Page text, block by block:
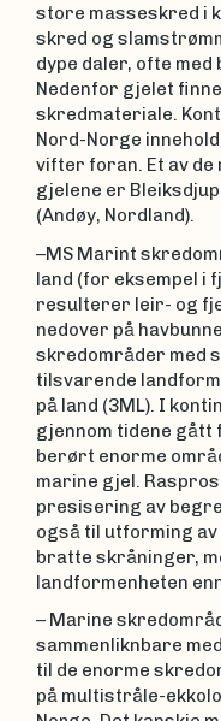
store masseskred i
skred og
dype daler, ofte
Nedenfor gjelet
skredmateriale.
Nord-Norge
vifter foran. Et av
gjelene er
(Andøy, Nordland).
–MS Marint
land (for eksempel i
resulterer leir- og
nedover på
skredområder med
tilsvarende
på land (3ML). I
gjennom tidene
berørt enorme
marine gjel.
presisering av
også til utforming
bratte skråninger,
landformenheten
– Marine
sammenliknbare
til de enorme
på multistråle-